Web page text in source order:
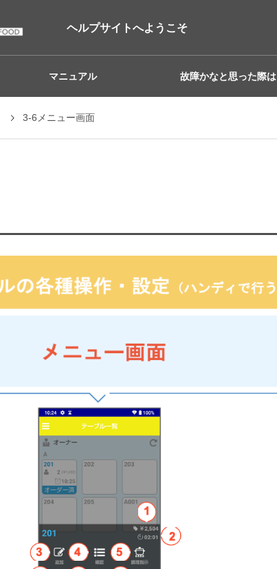
ヘルプサイトへようこそ
マニュアル 故障かなと思った際は
3-6メニュー画面